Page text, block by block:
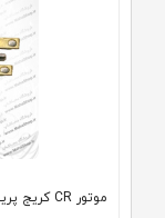
موتور CR کریج پرینترهای L3215 , L3218 , L3250 , L3251 اپسون